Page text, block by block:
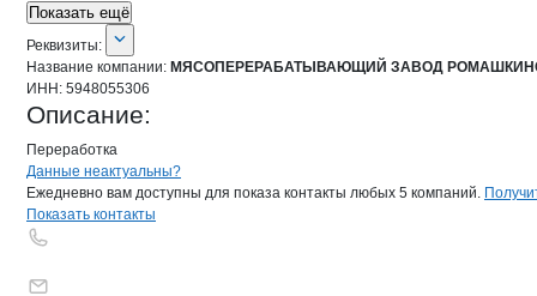
Показать ещё
О компании
Реквизиты
Реквизиты:
Название компании: МЯСОПЕРЕРАБАТЫВАЮЩИЙ ЗАВОД
ИНН: 5948055306
Описание:
Переработка
Контактыкомпании
+7(800)000-00-..
Данные неактуальны?
Ежедневно вам доступны для показа контакты любых 5 компаний.
Показать контакты